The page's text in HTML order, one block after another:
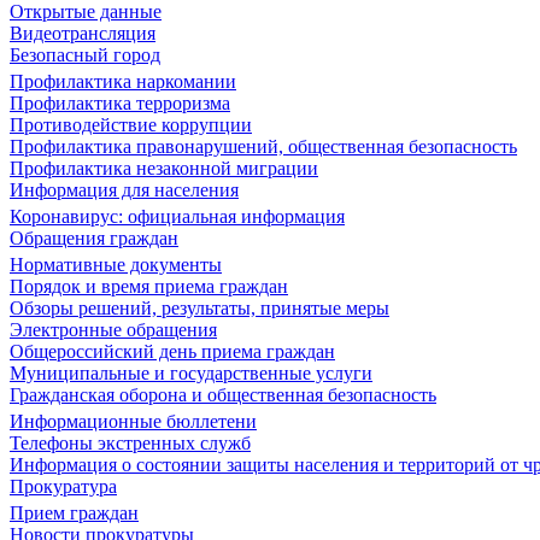
Открытые данные
Видеотрансляция
Безопасный город
Профилактика наркомании
Профилактика терроризма
Противодействие коррупции
Профилактика правонарушений, общественная безопасность
Профилактика незаконной миграции
Информация для населения
Коронавирус: официальная информация
Обращения граждан
Нормативные документы
Порядок и время приема граждан
Обзоры решений, результаты, принятые меры
Электронные обращения
Общероссийский день приема граждан
Муниципальные и государственные услуги
Гражданская оборона и общественная безопасность
Информационные бюллетени
Телефоны экстренных служб
Информация о состоянии защиты населения и территорий от
Прокуратура
Прием граждан
Новости прокуратуры